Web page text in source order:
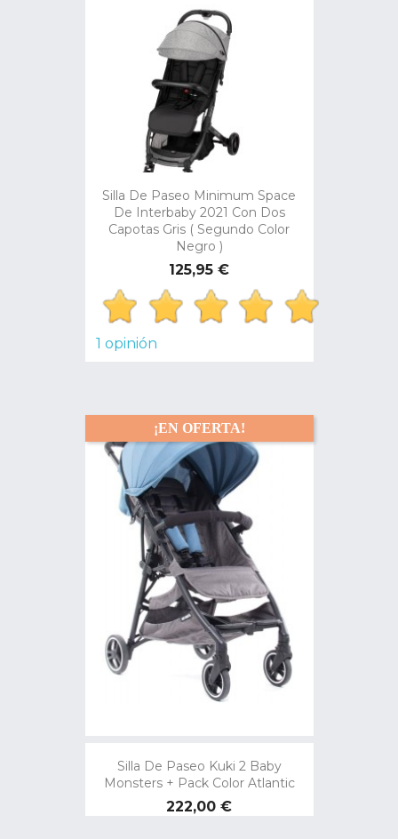
Silla De Paseo Minimum Space
De Interbaby 2021 Con Dos
Capotas Gris ( Segundo Color
Negro )
Precio
125,95 €
1 opinión
Silla De Paseo Kuki 2 Baby
Monsters + Pack Color Atlantic
Precio
222,00 €
¡EN OFERTA!